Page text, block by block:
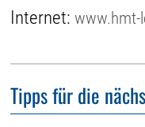
Internet:www.hmt-
Tipps für die